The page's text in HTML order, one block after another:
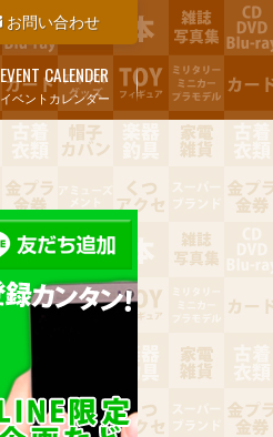
お問い合わせ
イベントカレンダー
EVENT CALENDER